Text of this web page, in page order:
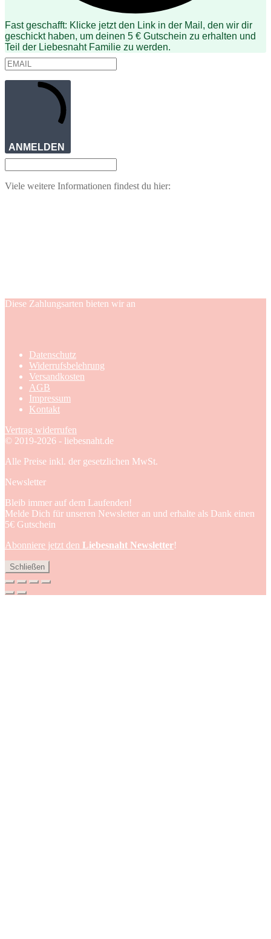
Fast geschafft: Klicke jetzt den Link in der Mail, den wir dir
geschickt haben, um deinen 5 € Gutschein zu erhalten und
Teil der Liebesnaht Familie zu werden.
ANMELDEN
Viele weitere Informationen findest du hier:
Diese Zahlungsarten bieten wir an
Datenschutz
Widerrufsbelehrung
Versandkosten
AGB
Impressum
Kontakt
Vertrag widerrufen
© 2019-2026 - liebesnaht.de
Alle Preise inkl. der gesetzlichen MwSt.
Newsletter
Bleib immer auf dem Laufenden!
Melde Dich für unseren Newsletter an und erhalte als Dank einen
5€ Gutschein
Abonniere jetzt den Liebesnaht Newsletter!
Schließen